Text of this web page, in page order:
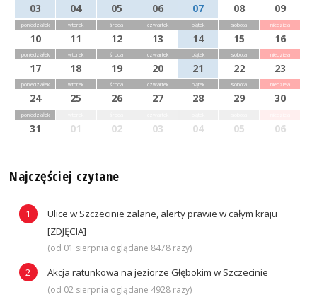
03 04 05 06 07 08 09
poniedziałek
10
wtorek
11
środa
12
czwartek
13
piątek
14
sobota
15
niedziela
16
poniedziałek
17
wtorek
18
środa
19
czwartek
20
piątek
21
sobota
22
niedziela
23
poniedziałek
24
wtorek
25
środa
26
czwartek
27
piątek
28
sobota
29
niedziela
30
poniedziałek
31 01 02 03 04 05 06
Najczęściej czytane
Ulice w Szczecinie zalane, alerty prawie w całym kraju
[ZDJĘCIA]
(od 01 sierpnia oglądane 8478 razy)
Akcja ratunkowa na jeziorze Głębokim w Szczecinie
(od 02 sierpnia oglądane 4928 razy)